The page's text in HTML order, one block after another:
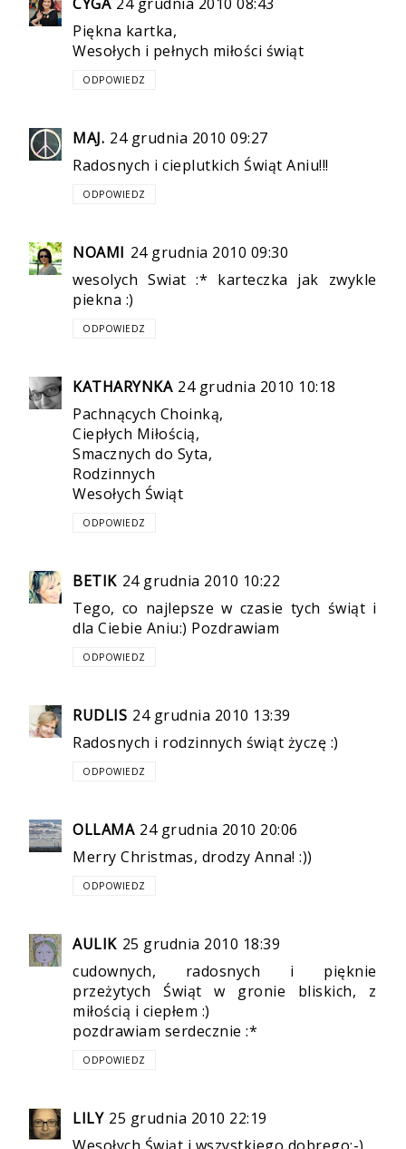
Piękna kartka,
Wesołych i pełnych miłości świąt
ODPOWIEDZ
MAJ. 24 grudnia 2010 09:27
Radosnych i cieplutkich Świąt Aniu!!!
ODPOWIEDZ
NOAMI 24 grudnia 2010 09:30
wesolych Swiat :* karteczka jak zwykle
piekna :)
ODPOWIEDZ
KATHARYNKA 24 grudnia 2010 10:18
Pachnących Choinką,
Ciepłych Miłością,
Smacznych do Syta,
Rodzinnych
Wesołych Świąt
ODPOWIEDZ
BETIK 24 grudnia 2010 10:22
Tego, co najlepsze w czasie tych świąt i
dla Ciebie Aniu:) Pozdrawiam
ODPOWIEDZ
RUDLIS 24 grudnia 2010 13:39
Radosnych i rodzinnych świąt życzę :)
ODPOWIEDZ
OLLAMA 24 grudnia 2010 20:06
Merry Christmas, drodzy Anna! :))
ODPOWIEDZ
AULIK 25 grudnia 2010 18:39
cudownych, radosnych i pięknie
przeżytych Świąt w gronie bliskich, z
miłością i ciepłem :)
pozdrawiam serdecznie :*
ODPOWIEDZ
LILY 25 grudnia 2010 22:19